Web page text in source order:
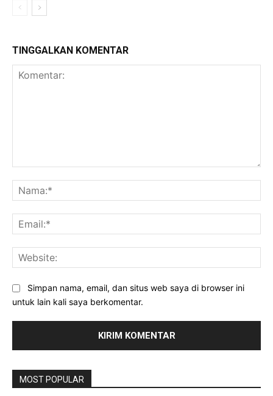
TINGGALKAN KOMENTAR
Simpan nama, email, dan situs web saya di browser ini
untuk lain kali saya berkomentar.
MOST POPULAR